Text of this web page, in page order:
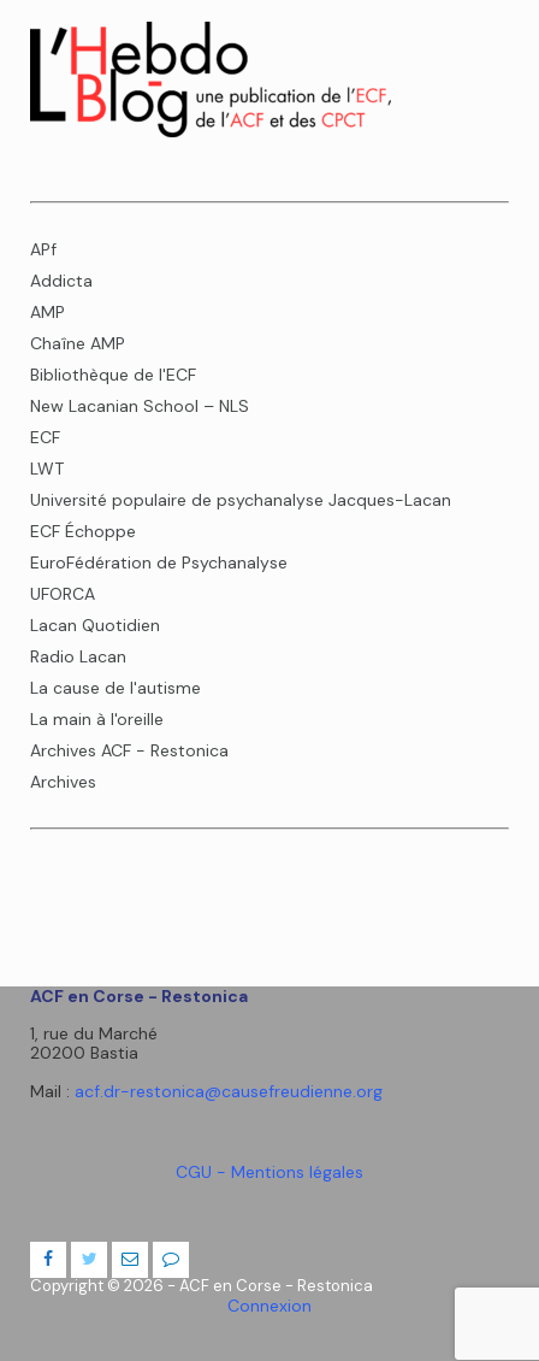
APf
Addicta
AMP
Chaîne AMP
Bibliothèque de l'ECF
New Lacanian School – NLS
ECF
LWT
Université populaire de psychanalyse Jacques-Lacan
ECF Échoppe
EuroFédération de Psychanalyse
UFORCA
Lacan Quotidien
Radio Lacan
La cause de l'autisme
La main à l'oreille
Archives ACF - Restonica
Archives
ACF en Corse - Restonica
1, rue du Marché
20200 Bastia
Mail : acf.dr-restonica@causefreudienne.org
CGU - Mentions légales
Copyright © 2026 - ACF en Corse - Restonica
Connexion